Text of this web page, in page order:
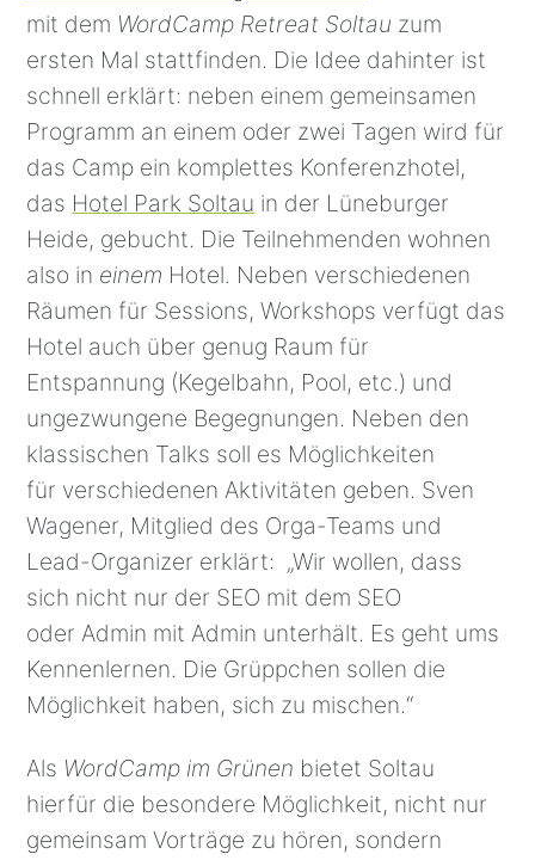
mit dem WordCamp Retreat Soltau zum
ersten Mal stattfinden. Die Idee dahinter ist
schnell erklärt: neben einem gemeinsamen
Programm an einem oder zwei Tagen wird für
das Camp ein komplettes Konferenzhotel,
das Hotel Park Soltau in der Lüneburger
Heide, gebucht. Die Teilnehmenden wohnen
also in einem Hotel. Neben verschiedenen
Räumen für Sessions, Workshops verfügt das
Hotel auch über genug Raum für
Entspannung (Kegelbahn, Pool, etc.) und
ungezwungene Begegnungen. Neben den
klassischen Talks soll es Möglichkeiten
für verschiedenen Aktivitäten geben. Sven
Wagener, Mitglied des Orga-Teams und
Lead-Organizer erklärt: „Wir wollen, dass
sich nicht nur der SEO mit dem SEO
oder Admin mit Admin unterhält. Es geht ums
Kennenlernen. Die Grüppchen sollen die
Möglichkeit haben, sich zu mischen.“
Als WordCamp im Grünen bietet Soltau
hierfür die besondere Möglichkeit, nicht nur
gemeinsam Vorträge zu hören, sondern